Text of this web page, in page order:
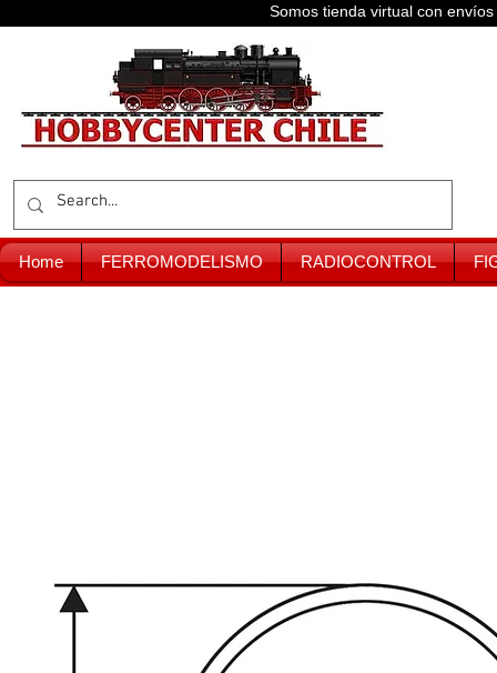
Somos tienda virtual con
Home FERROMODELISMO RADIOCONTROL